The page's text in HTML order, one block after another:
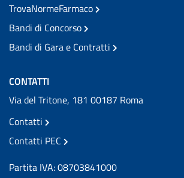
TrovaNormeFarmaco
Bandi di Concorso
Bandi di Gara e Contratti
CONTATTI
Via del Tritone, 181 00187 Roma
Contatti
Contatti PEC
Partita IVA: 08703841000